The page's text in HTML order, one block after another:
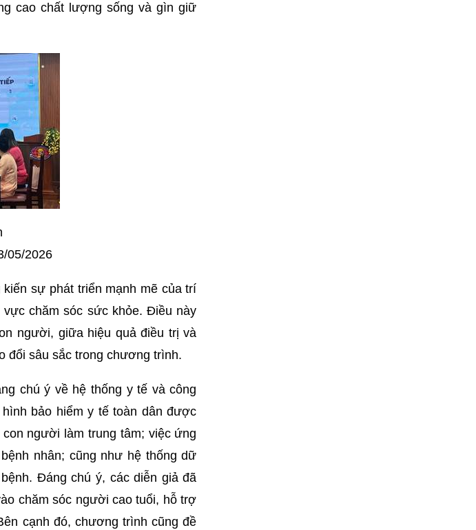
cao chất lượng sống và gìn giữ
05/2026
sự phát triển mạnh mẽ của trí
chăm sóc sức khỏe. Điều này
người, giữa hiệu quả điều trị và
đổi sâu sắc trong chương trình.
chú ý về hệ thống y tế và công
bảo hiểm y tế toàn dân được
người làm trung tâm; việc ứng
nhân; cũng như hệ thống dữ
Đáng chú ý, các diễn giả đã
chăm sóc người cao tuổi, hỗ trợ
cạnh đó, chương trình cũng đề